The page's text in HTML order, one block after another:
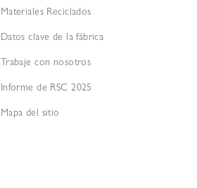
Materiales Reciclados
Datos clave de la fábrica
Trabaje con nosotros
Informe de RSC 2025
Mapa del sitio